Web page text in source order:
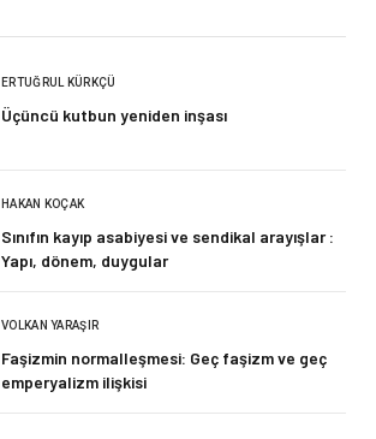
ERTUĞRUL KÜRKÇÜ
Üçüncü kutbun yeniden inşası
HAKAN KOÇAK
Sınıfın kayıp asabiyesi ve sendikal arayışlar :
Yapı, dönem, duygular
VOLKAN YARAŞIR
Faşizmin normalleşmesi: Geç faşizm ve geç
emperyalizm ilişkisi